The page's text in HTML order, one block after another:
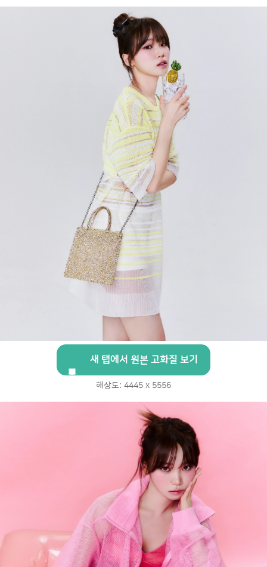
새 탭에서 원본 고화질 보기
해상도: 4445 x 5556